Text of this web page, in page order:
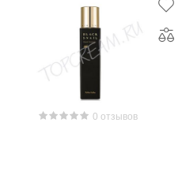
0 отзывов